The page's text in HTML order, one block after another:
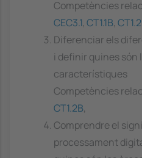
Competències
CEC3.1, CT1.1B,
Diferenciar els
i definir quines són
característiques
Competències
CT1.2B,
Comprendre el
processament